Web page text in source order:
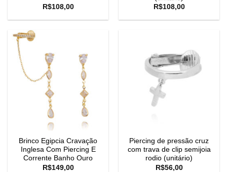
R$108,00
R$108,00
Brinco Egipcia Cravação
Inglesa Com Piercing E
Corrente Banho Ouro
R$149,00
Piercing de pressão cruz
com trava de clip semijoia
rodio (unitário)
R$56,00